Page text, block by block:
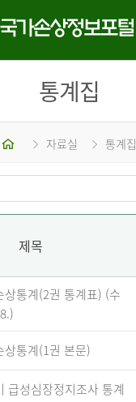
통계집
홈 자료실 통계집
제목
상통계(2권 통계표) (수
상통계(1권 본문)
급성심장정지조사 통계